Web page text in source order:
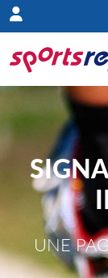
Panneau de
UNE